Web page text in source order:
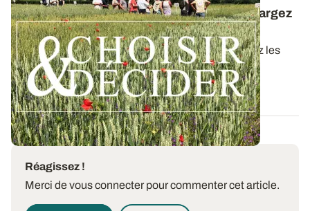
Céréales à paille conduites en bio : téléchargez
la synthèse des essais 2025
Dans ce nouveau guide Choisir & Décider, retrouvez les
résultats des essais du réseau...
09 DÉC. 2025
Réagissez !
Merci de vous connecter pour commenter cet article.